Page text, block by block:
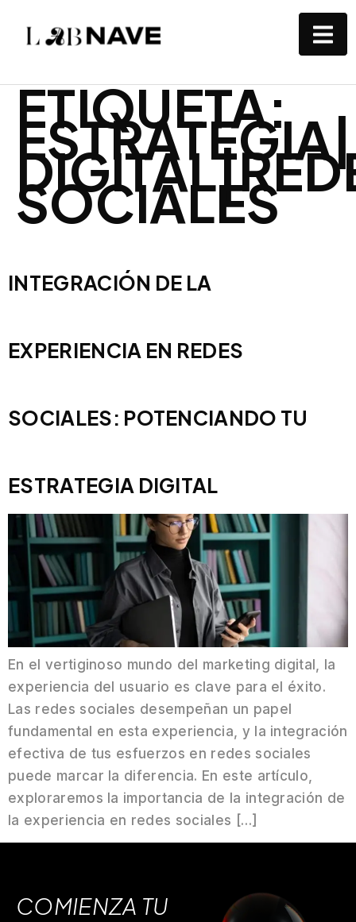
ETIQUETA:
SOCIALES
INTEGRACIÓN DE LA
EXPERIENCIA EN REDES
SOCIALES: POTENCIANDO TU
ESTRATEGIA DIGITAL
En el vertiginoso mundo del marketing digital, la
experiencia del usuario es clave para el éxito.
Las redes sociales desempeñan un papel
fundamental en esta experiencia, y la integración
efectiva de tus esfuerzos en redes sociales
puede marcar la diferencia. En este artículo,
exploraremos la importancia de la integración de
la experiencia en redes sociales […]
COMIENZA TU